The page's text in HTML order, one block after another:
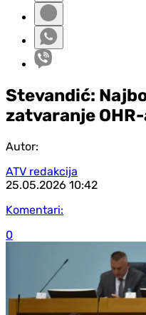
Stevandić:
zatvaranje
Autor:
ATV redakcija
25.05.2026 10:42
Komentari:
0